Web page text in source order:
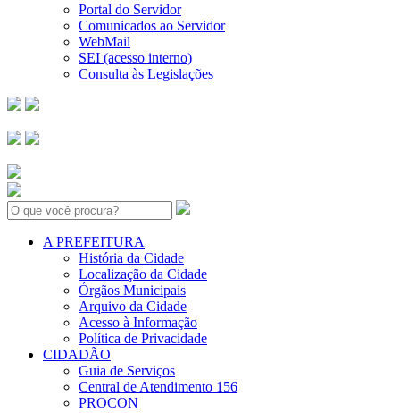
Portal do Servidor
Comunicados ao Servidor
WebMail
SEI (acesso interno)
Consulta às Legislações
Search:
A PREFEITURA
História da Cidade
Localização da Cidade
Órgãos Municipais
Arquivo da Cidade
Acesso à Informação
Política de Privacidade
CIDADÃO
Guia de Serviços
Central de Atendimento 156
PROCON